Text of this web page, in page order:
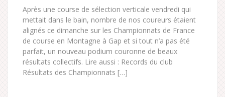
Après une course de sélection verticale vendredi qui
mettait dans le bain, nombre de nos coureurs étaient
alignés ce dimanche sur les Championnats de France
de course en Montagne à Gap et si tout n’a pas été
parfait, un nouveau podium couronne de beaux
résultats collectifs. Lire aussi : Records du club
Résultats des Championnats […]